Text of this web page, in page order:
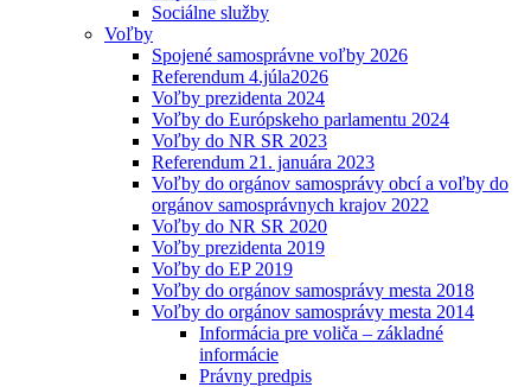
Sociálne služby
Voľby
Spojené samosprávne voľby 2026
Referendum 4.júla2026
Voľby prezidenta 2024
Voľby do Európskeho parlamentu 2024
Voľby do NR SR 2023
Referendum 21. januára 2023
Voľby do orgánov samosprávy obcí a voľby do
orgánov samosprávnych krajov 2022
Voľby do NR SR 2020
Voľby prezidenta 2019
Voľby do EP 2019
Voľby do orgánov samosprávy mesta 2018
Voľby do orgánov samosprávy mesta 2014
Informácia pre voliča – základné
informácie
Právny predpis